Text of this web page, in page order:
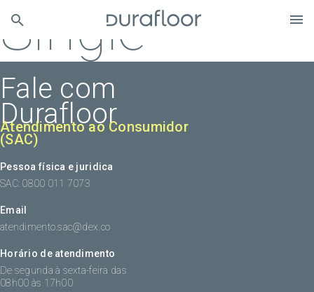
Single
Fale com
Durafloor
Atendimento ao Consumidor
(SAC)
Pessoa física e juridica
SAC: 0800 011 7073
Email
atendimento.sac@dex.co
Horário de atendimento
De segunda à sexta-feira das
08h00 às 17h00